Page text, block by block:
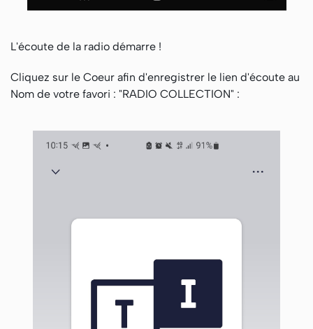
L'écoute de la radio démarre !
Cliquez sur le Coeur afin d'enregistrer le lien d'écoute au
Nom de votre favori : "RADIO COLLECTION" :